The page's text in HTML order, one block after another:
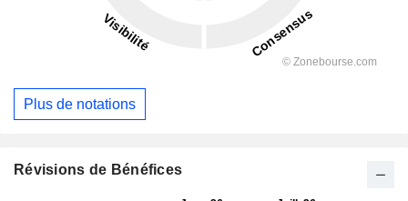
Plus de notations
Révisions de Bénéfices